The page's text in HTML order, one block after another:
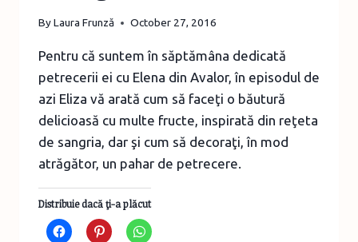
ByLaura Frunză October 27, 2016
Pentru că suntem în săptămâna dedicată
petrecerii ei cu Elena din Avalor, în episodul de
azi Eliza vă arată cum să faceţi o băutură
delicioasă cu multe fructe, inspirată din reţeta
de sangria, dar şi cum să decoraţi, în mod
atrăgător, un pahar de petrecere.
Distribuie dacă ţi-a plăcut